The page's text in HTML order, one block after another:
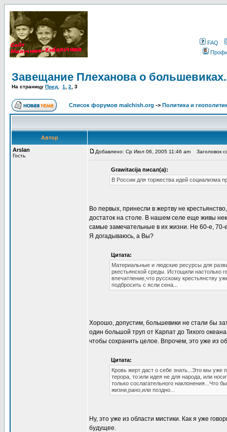
FAQ
Завещание Плеханова о большевиках.
На страницу Пред. 1 2 3
Список форумов malchish.org -> Политика и
Автор
Arslan
Гость
Добавлено: Ср Июл 06, 2005 11:46 am Заголовок
Grawitacija писал(а):
В России для торжества идей социализма
Во первых, принесли в жертву не
достаток на столе. В нашем селе еще живы
самые замечательные в их жизни. Не 60-е, 70-
Я догадываюсь, а Вы?
Цитата:
Материальные и людские ресурсы для
ркестьянской среды. Истощили настолько
впечатление,что русскому крестьянству
подбросить с ясли сена...
Хорошо, допустим, большевики не стали бы
один большой труп от Карпат до Тихого
чтобы сохранить целое. Впрочем, это уже из
Цитата:
Кровь жерт даст о себе знать...Это мы уже
терора, то:или идея не для народа, или
только сослагательного
жизни,рано,или поздно...
Ну, это уже из области мистики. Как я уже
будущее.